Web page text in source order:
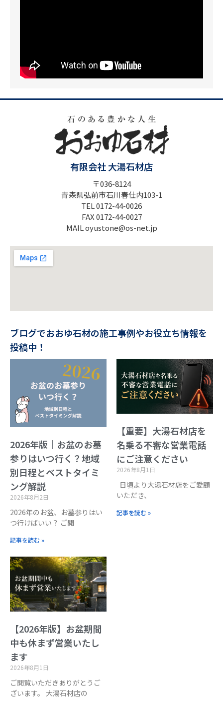
有限会社 大湯石材店
〒036-8124
青森県弘前市石川春仕内103-1
TEL 0172-44-0026
FAX 0172-44-0027
MAIL oyustone@os-net.jp
ブログでおおゆ石材の施工事例やお役立ち情報を
投稿中！
2026年版｜お盆のお墓
参りはいつ行く？地域
別日程とベストタイミ
ング解説
2026年8月2日
2026年のお盆、お墓参りはい
つ行けばいい？ ご閲
記事を読む »
【重要】大湯石材店を
名乗る不審な営業電話
にご注意ください
2026年8月1日
日頃より大湯石材店をご愛顧
いただき、
記事を読む »
【2026年版】お盆期間
中も休まず営業いたし
ます
2026年8月1日
ご閲覧いただきありがとうご
ざいます。 大湯石材店の